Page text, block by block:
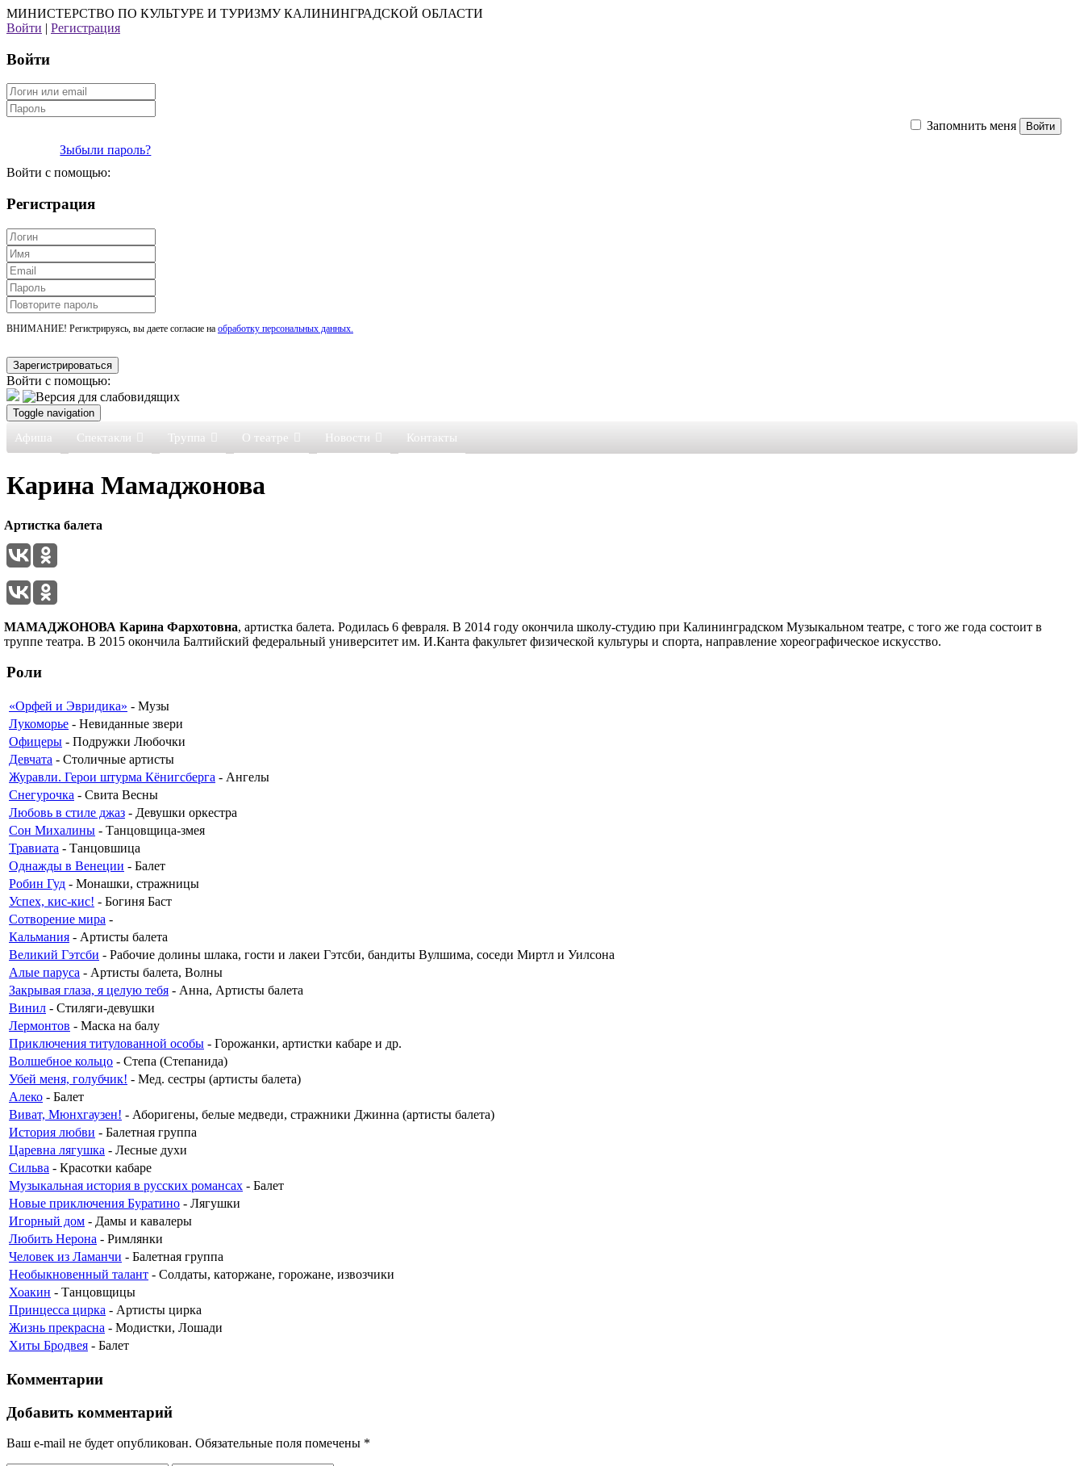
МИНИСТЕРСТВО ПО КУЛЬТУРЕ И ТУРИЗМУ КАЛИНИНГРАДСКОЙ ОБЛАСТИ
Войти | Регистрация
Войти
Запомнить меня
Зыбыли пароль?
Войти с помощью:
Регистрация
ВНИМАНИЕ! Регистрируясь, вы даете согласие на обработку персональных данных.
Войти с помощью:
Toggle navigation
Афиша Спектакли Труппа О театре Новости Контакты
Карина Мамаджонова
Артистка балета
МАМАДЖОНОВА Карина Фархотовна, артистка балета. Родилась 6 февраля. В 2014 году окончила школу-студию при Калининградском Музыкальном театре, с того же года состоит в
труппе театра. В 2015 окончила Балтийский федеральный университет им. И.Канта факультет физической культуры и спорта, направление хореографическое искусство.
Роли
«Орфей и Эвридика» - Музы
Лукоморье - Невиданные звери
Офицеры - Подружки Любочки
Девчата - Столичные артисты
Журавли. Герои штурма Кёнигсберга - Ангелы
Снегурочка - Свита Весны
Любовь в стиле джаз - Девушки оркестра
Сон Михалины - Танцовщица-змея
Травиата - Танцовшица
Однажды в Венеции - Балет
Робин Гуд - Монашки, стражницы
Успех, кис-кис! - Богиня Баст
Сотворение мира -
Кальмания - Артисты балета
Великий Гэтсби - Рабочие долины шлака, гости и лакеи Гэтсби, бандиты Вулшима, соседи Миртл и Уилсона
Алые паруса - Артисты балета, Волны
Закрывая глаза, я целую тебя - Анна, Артисты балета
Винил - Стиляги-девушки
Лермонтов - Маска на балу
Приключения титулованной особы - Горожанки, артистки кабаре и др.
Волшебное кольцо - Степа (Степанида)
Убей меня, голубчик! - Мед. сестры (артисты балета)
Алеко - Балет
Виват, Мюнхгаузен! - Аборигены, белые медведи, стражники Джинна (артисты балета)
История любви - Балетная группа
Царевна лягушка - Лесные духи
Сильва - Красотки кабаре
Музыкальная история в русских романсах - Балет
Новые приключения Буратино - Лягушки
Игорный дом - Дамы и кавалеры
Любить Нерона - Римлянки
Человек из Ламанчи - Балетная группа
Необыкновенный талант - Солдаты, каторжане, горожане, извозчики
Хоакин - Танцовщицы
Принцесса цирка - Артисты цирка
Жизнь прекрасна - Модистки, Лошади
Хиты Бродвея - Балет
Комментарии
Добавить комментарий
Ваш e-mail не будет опубликован. Обязательные поля помечены *